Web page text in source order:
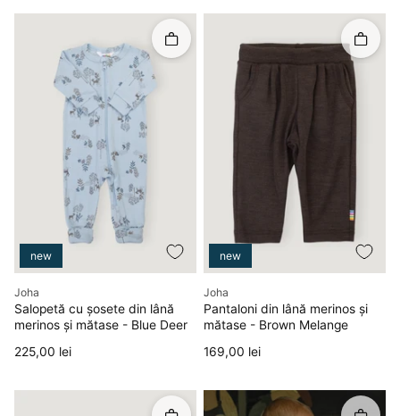
Salopetă cu șosete din lână
merinos și mătase - Blue Deer
new
Rapid în coș
Producător
Joha
Preț
225,00 lei
Pantaloni din lână merinos și
mătase - Brown Melange
new
Rapid
Producător
Joha
Preț
169,00 lei